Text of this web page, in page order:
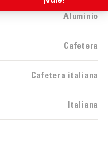
Aluminio
Cafetera
Cafetera italiana
Italiana